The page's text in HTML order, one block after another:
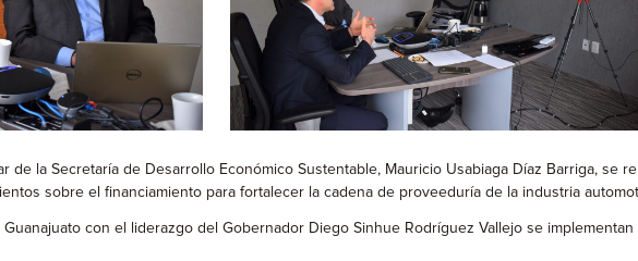
de la Secretaría de Desarrollo Económico Sustentable, Mauricio Usabiaga Díaz Barriga, se
sobre el financiamiento para fortalecer la cadena de proveeduría de la industria
con el liderazgo del Gobernador Diego Sinhue Rodríguez Vallejo se